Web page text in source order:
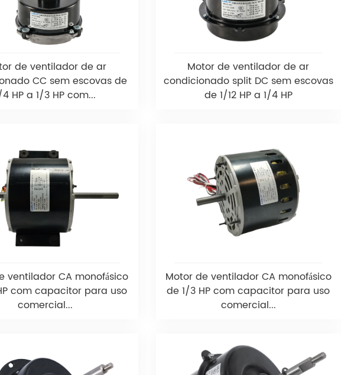
de ventilador de ar
CC sem escovas de
4 HP a 1/3 HP com...
Motor de ventilador de ar
condicionado split DC sem escovas
de 1/12 HP a 1/4 HP
ventilador CA monofásico
com capacitor para uso
comercial...
Motor de ventilador CA monofásico
de 1/3 HP com capacitor para uso
comercial...